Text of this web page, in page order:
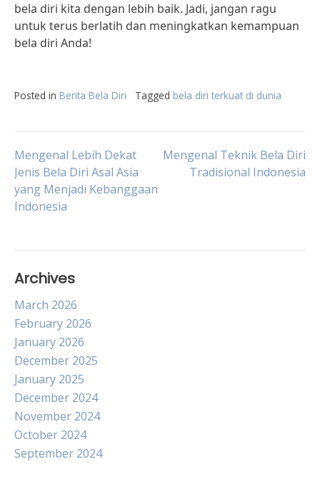
bela diri kita dengan lebih baik. Jadi, jangan ragu
untuk terus berlatih dan meningkatkan kemampuan
bela diri Anda!
Posted in Berita Bela Diri Tagged bela diri terkuat di dunia
Post
navigation
Mengenal Lebih Dekat
Jenis Bela Diri Asal Asia
yang Menjadi Kebanggaan
Indonesia
Mengenal Teknik Bela Diri
Tradisional Indonesia
Archives
March 2026
February 2026
January 2026
December 2025
January 2025
December 2024
November 2024
October 2024
September 2024